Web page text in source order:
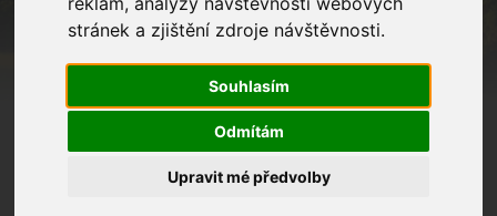
stránek a zjištění zdroje návštěvnosti.
Souhlasím
Odmítám
Upravit mé předvolby